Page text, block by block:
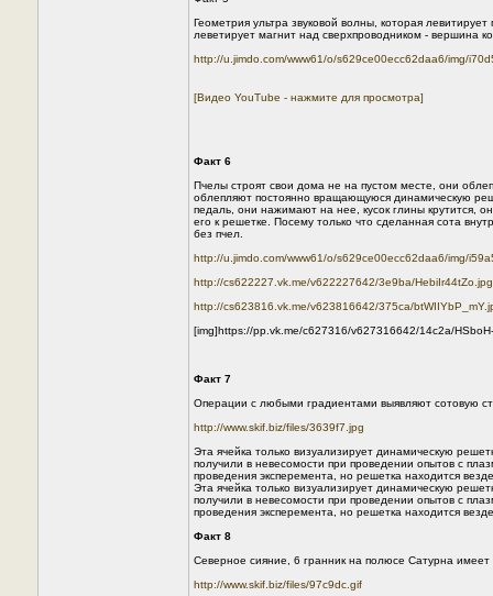
Геометрия ультра звуковой волны, которая
леветирует магнит над сверхпроводником - вершина
http://u.jimdo.com/www61/o/s629ce00ecc62daa6/img/
[Видео YouTube - нажмите для просмотра]
Факт 6
Пчелы строят свои дома не на пустом месте, они
облепляют постоянно вращающуюся динамическую
педаль, они нажимают на нее, кусок глины крутится,
его к решетке. Посему только что сделанная сота
без пчел.
http://u.jimdo.com/www61/o/s629ce00ecc62daa6/img/
http://cs622227.vk.me/v622227642/3e9ba/HebiIr44tZo.jpg
http://cs623816.vk.me/v623816642/375ca/
[img]https://pp.vk.me/c627316/v627316642/14c2a/
Факт 7
Операции с любыми градиентами выявляют сотовую
http://www.skif.biz/files/3639f7.jpg
Эта ячейка только визуализирует динамическую
получили в невесомости при проведении опытов с
проведения эксперемента, но решетка находится
Эта ячейка только визуализирует динамическую
получили в невесомости при проведении опытов с
проведения эксперемента, но решетка находится
Факт 8
Северное сияние, 6 гранник на полюсе Сатурна
http://www.skif.biz/files/97c9dc.gif